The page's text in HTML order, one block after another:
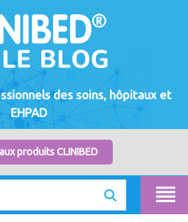
produits CLINIBED
des soins, hôpitaux et
EHPAD